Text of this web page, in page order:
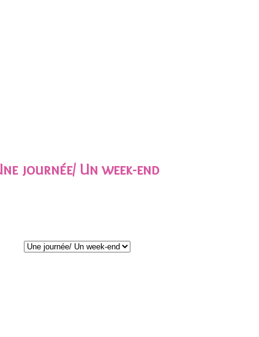
journée/ Un week-end